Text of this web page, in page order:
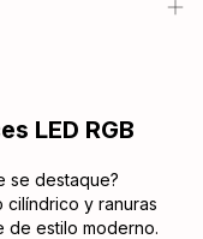
LED RGB
se destaque?
cilíndrico y ranuras
de estilo moderno.